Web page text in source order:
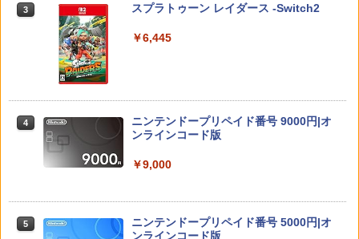
3
ション Nintendo Switch 2 Edition
4
ファイアーエムブレム 万紫千紅 【Switc
リーズ SG-1000/SC-3000シリーズ オー
ルドゲームソフト SC-3000 モナコGP
【中古】
￥2,650
5
【新品】【amiibo】amiibo メタナイト
＆デビルスター（カービィのエアライダ
￥10,296
「鬼滅の刃」無限城編 第一章 猗窩座再
来(完全生産限定版)【Blu-ray】(かるた
3 スプラトゥーン レイダース -Switch2
￥6,445
4
ニンテンドープリペイド番号 9000円|オ
ンラインコード版
￥9,000
5
ニンテンドープリペイド番号 5000円|オ
ンラインコード版